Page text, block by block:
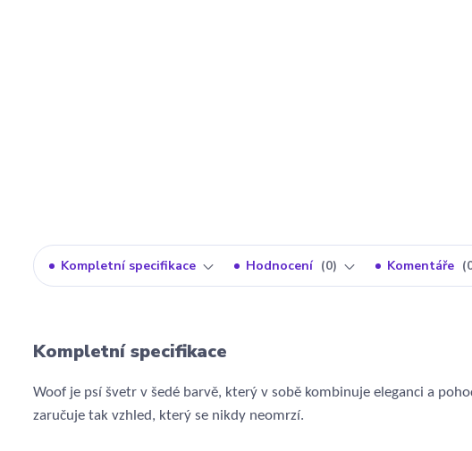
Kompletní specifikace Hodnocení 0 Komentáře
Kompletní specifikace
Woof je psí švetr v šedé barvě, který v sobě kombinuje eleganci a
zaručuje tak vzhled, který se nikdy neomrzí.